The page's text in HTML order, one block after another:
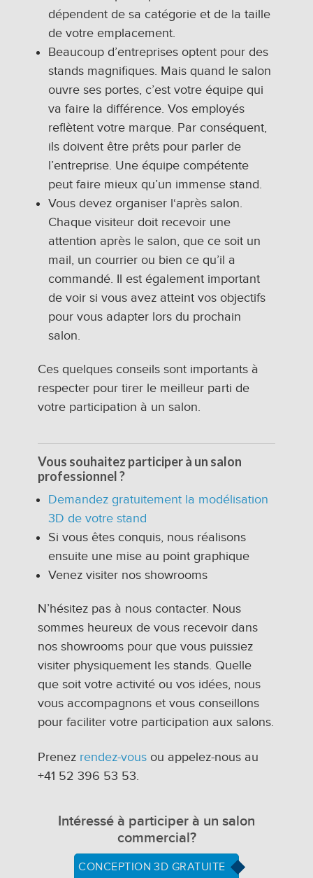
dépendent de sa catégorie et de la taille
de votre emplacement.
Beaucoup d’entreprises optent pour des
stands magnifiques. Mais quand le salon
ouvre ses portes, c’est votre équipe qui
va faire la différence. Vos employés
reflètent votre marque. Par conséquent,
ils doivent être prêts pour parler de
l’entreprise. Une équipe compétente
peut faire mieux qu’un immense stand.
Vous devez organiser l‘après salon.
Chaque visiteur doit recevoir une
attention après le salon, que ce soit un
mail, un courrier ou bien ce qu’il a
commandé. Il est également important
de voir si vous avez atteint vos objectifs
pour vous adapter lors du prochain
salon.
Ces quelques conseils sont importants à
respecter pour tirer le meilleur parti de
votre participation à un salon.
Vous souhaitez participer à un salon
professionnel ?
Demandez gratuitement la modélisation
3D de votre stand
Si vous êtes conquis, nous réalisons
ensuite une mise au point graphique
Venez visiter nos showrooms
N’hésitez pas à nous contacter. Nous
sommes heureux de vous recevoir dans
nos showrooms pour que vous puissiez
visiter physiquement les stands. Quelle
que soit votre activité ou vos idées, nous
vous accompagnons et vous conseillons
pour faciliter votre participation aux salons.
Prenez rendez-vous ou appelez-nous au
+41 52 396 53 53.
Intéressé à participer à un salon
commercial?
CONCEPTION 3D GRATUITE